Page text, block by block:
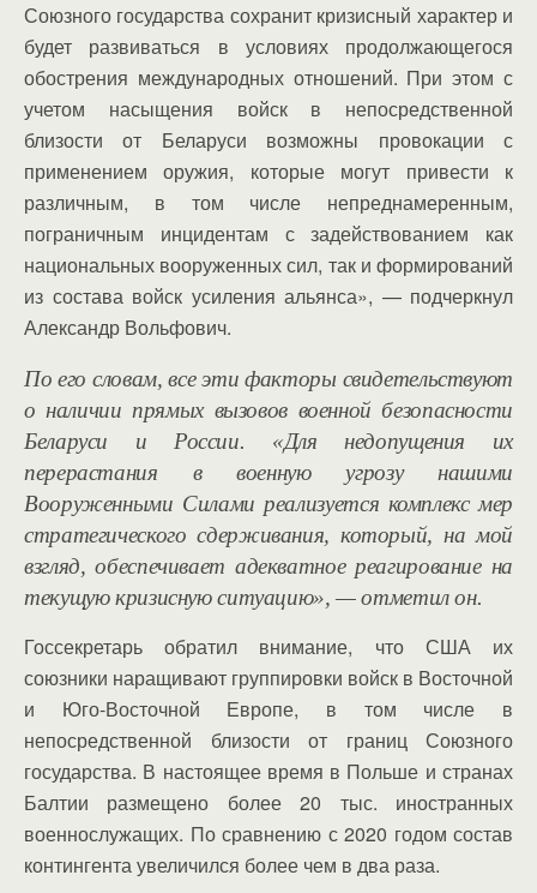
Союзного государства сохранит кризисный характер и
будет развиваться в условиях продолжающегося
обострения международных отношений. При этом с
учетом насыщения войск в непосредственной
близости от Беларуси возможны провокации с
применением оружия, которые могут привести к
различным, в том числе непреднамеренным,
пограничным инцидентам с задействованием как
национальных вооруженных сил, так и формирований
из состава войск усиления альянса», — подчеркнул
Александр Вольфович.
По его словам, все эти факторы свидетельствуют
о наличии прямых вызовов военной безопасности
Беларуси и России. «Для недопущения их
перерастания в военную угрозу нашими
Вооруженными Силами реализуется комплекс мер
стратегического сдерживания, который, на мой
взгляд, обеспечивает адекватное реагирование на
текущую кризисную ситуацию», — отметил он.
Госсекретарь обратил внимание, что США их
союзники наращивают группировки войск в Восточной
и Юго-Восточной Европе, в том числе в
непосредственной близости от границ Союзного
государства. В настоящее время в Польше и странах
Балтии размещено более 20 тыс. иностранных
военнослужащих. По сравнению с 2020 годом состав
контингента увеличился более чем в два раза.